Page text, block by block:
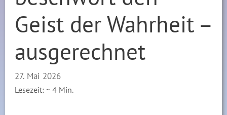
Geist der Wahrheit –
ausgerechnet
27. Mai 2026
Lesezeit: ~4 Min.